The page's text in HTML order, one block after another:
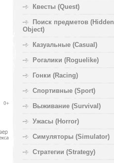
Квесты (Quest)
Поиск предметов (Hidden
Object)
Казуальные (Casual)
Рогалики (Roguelike)
Гонки (Racing)
Спортивные (Sport)
Выживание (Survival)
Ужасы (Horror)
Симуляторы (Simulator)
Стратегии (Strategy)